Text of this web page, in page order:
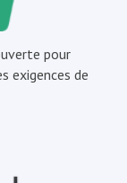
pour
exigences de